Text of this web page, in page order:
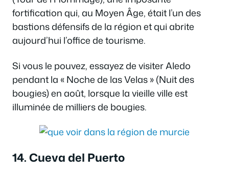
fortification qui, au Moyen Âge, était l’un des
bastions défensifs de la région et qui abrite
aujourd’hui l’office de tourisme.
Si vous le pouvez, essayez de visiter Aledo
pendant la « Noche de las Velas » (Nuit des
bougies) en août, lorsque la vieille ville est
illuminée de milliers de bougies.
14. Cueva del Puerto